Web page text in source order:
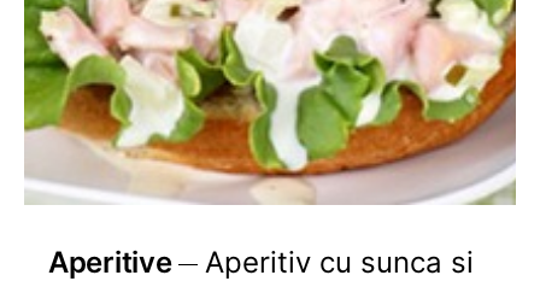
Aperitive
Aperitiv cu sunca si